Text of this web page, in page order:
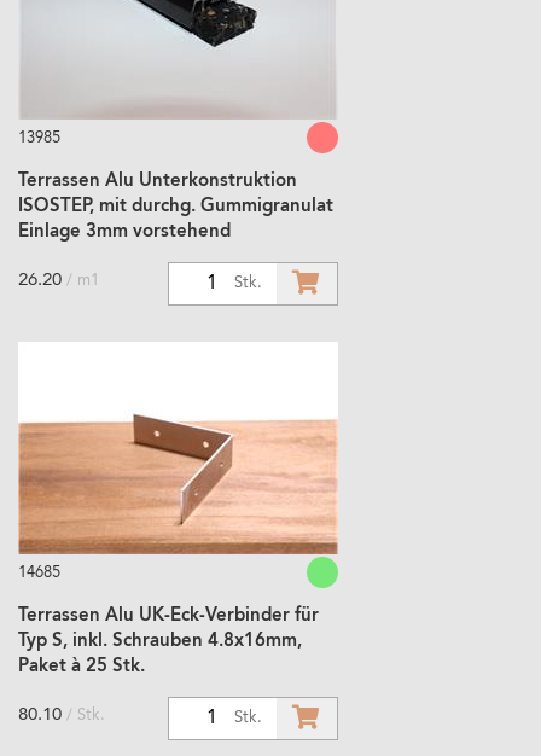
13985
Terrassen Alu Unterkonstruktion
ISOSTEP, mit durchg. Gummigranulat
Einlage 3mm vorstehend
Stk.
26.20 / m1
14685
Terrassen Alu UK-Eck-Verbinder für
Typ S, inkl. Schrauben 4.8x16mm,
Paket à 25 Stk.
Stk.
80.10 / Stk.